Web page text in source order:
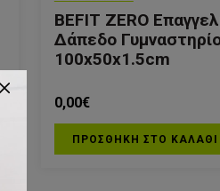
BEFIT ZERO
Δάπεδο
100x50x1.5cm
0,00€
ΠΡΟΣΘΗΚΗ ΣΤΟ ΚΑΛΆΘΙ